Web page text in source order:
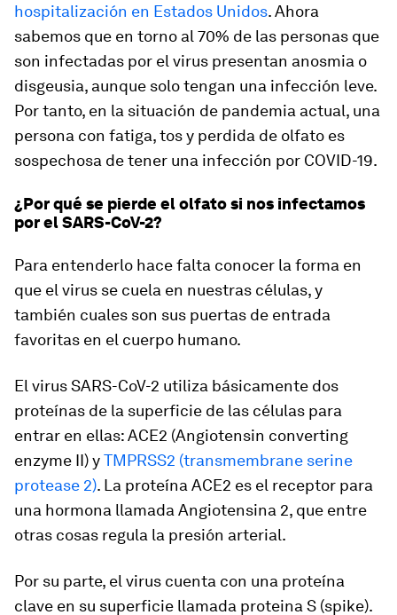
hospitalización en Estados Unidos. Ahora
sabemos que en torno al 70% de las personas que
son infectadas por el virus presentan anosmia o
disgeusia, aunque solo tengan una infección leve.
Por tanto, en la situación de pandemia actual, una
persona con fatiga, tos y perdida de olfato es
sospechosa de tener una infección por COVID-19.
¿Por qué se pierde el olfato si nos infectamos
por el SARS-CoV-2?
Para entenderlo hace falta conocer la forma en
que el virus se cuela en nuestras células, y
también cuales son sus puertas de entrada
favoritas en el cuerpo humano.
El virus SARS-CoV-2 utiliza básicamente dos
proteínas de la superficie de las células para
entrar en ellas: ACE2 (Angiotensin converting
enzyme II) yTMPRSS2 (transmembrane serine
protease 2). La proteína ACE2 es el receptor para
una hormona llamada Angiotensina 2, que entre
otras cosas regula la presión arterial.
Por su parte, el virus cuenta con una proteína
clave en su superficie llamada proteina S (spike).